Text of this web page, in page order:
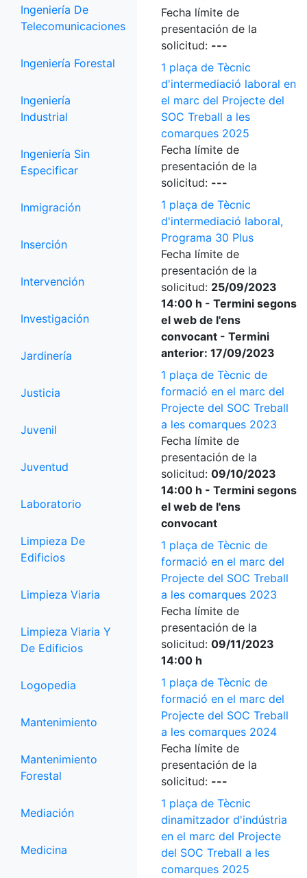
Ingeniería De
Telecomunicaciones
Ingeniería Forestal
Ingeniería
Industrial
Ingeniería Sin
Especificar
Inmigración
Inserción
Intervención
Investigación
Jardinería
Justicia
Juvenil
Juventud
Laboratorio
Limpieza De
Edificios
Limpieza Viaria
Limpieza Viaria Y
De Edificios
Logopedia
Mantenimiento
Mantenimiento
Forestal
Mediación
Medicina
Fecha límite de
presentación de la
solicitud: ---
1 plaça de Tècnic
d'intermediació laboral en
el marc del Projecte del
SOC Treball a les
comarques 2025
Fecha límite de
presentación de la
solicitud: ---
1 plaça de Tècnic
d'intermediació laboral,
Programa 30 Plus
Fecha límite de
presentación de la
solicitud: 25/09/2023
14:00 h - Termini segons
el web de l'ens
convocant - Termini
anterior: 17/09/2023
1 plaça de Tècnic de
formació en el marc del
Projecte del SOC Treball
a les comarques 2023
Fecha límite de
presentación de la
solicitud: 09/10/2023
14:00 h - Termini segons
el web de l'ens
convocant
1 plaça de Tècnic de
formació en el marc del
Projecte del SOC Treball
a les comarques 2023
Fecha límite de
presentación de la
solicitud: 09/11/2023
14:00 h
1 plaça de Tècnic de
formació en el marc del
Projecte del SOC Treball
a les comarques 2024
Fecha límite de
presentación de la
solicitud: ---
1 plaça de Tècnic
dinamitzador d'indústria
en el marc del Projecte
del SOC Treball a les
comarques 2025